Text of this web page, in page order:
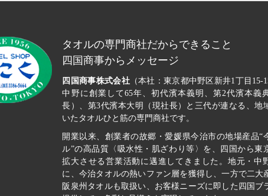
タオルの専門商社だからできること
四国商事からメッセージ
四国商事株式会社（本社：東京都中野区新井1丁目15-
中野に創業して65年、初代濱本義明、第2代濱本義
長）、第3代濱本大明（現社長）と三代が連なる、地
いたタオルひと筋の専門商社です。
開業以来、創業者の故郷・愛媛県今治市の地場産品“
ル”の高品質〈吸水性・肌ざわり等〉を、四国から東
拡大させる営業活動に邁進してきました。地元・中
に、今治タオルの熱いファン層を獲得し、一方で二大
阪泉州タオルも取扱い、お客様ニーズに即した四国ブ